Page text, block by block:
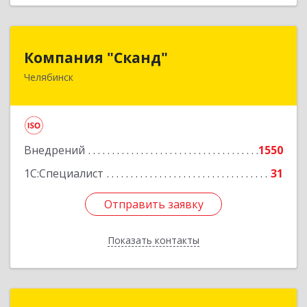
Компания "Сканд"
Челябинск
Внедрений
1550
1С:Специалист
31
Отправить заявку
Показать контакты
Отправить заявку
Назад